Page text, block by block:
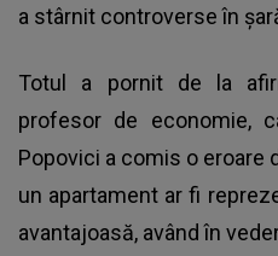
a stârnit controverse în
Totul a pornit de la
profesor de economie,
Popovici a comis o eroare
un apartament ar fi
avantajoasă, având în